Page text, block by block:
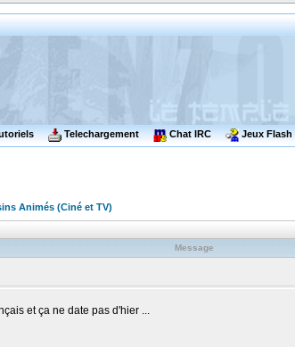
Telechargement Chat IRC Jeux Flash
Animés (Ciné et TV)
Message
et ça ne date pas d'hier ...